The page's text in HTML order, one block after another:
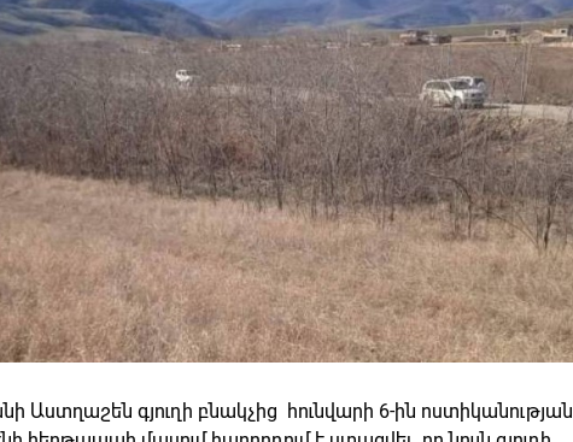
Աստղաշեն գյուղի բնակչից հունվարի 6-ին ոստիկանության